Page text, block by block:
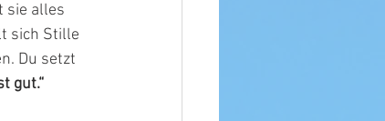
sie alles
sich Stille
Du setzt
gut.“